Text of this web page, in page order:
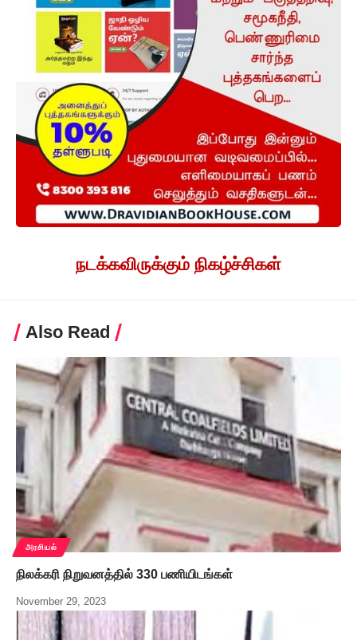
நடக்கவிருக்கும் நிகழ்ச்சிகள்
Also Read
அரசியல்
நிலக்கரி நிறுவனத்தில் 330 பணியிடங்கள்
November 29, 2023